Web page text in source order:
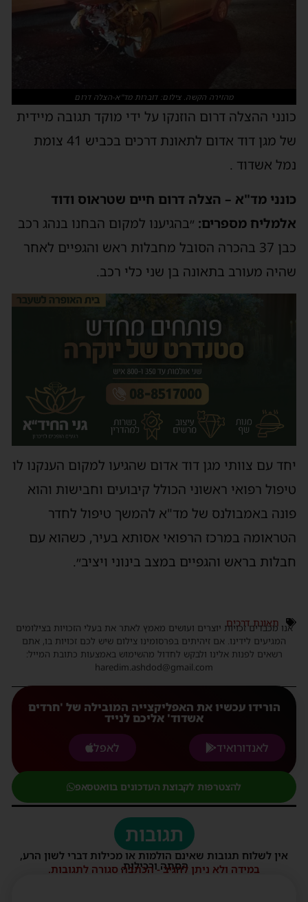
מהזירה הקשה. צילום: דוברות מד"א-הצלה דרום
כונני ההצלה דרום הוזנקו על ידי מוקד תגובה מיידית
של מגן דוד אדום לתאונת דרכים בכביש 41 צומת
נמל אשדוד .
כונני מד"א – הצלה דרום חיים שטראוס ודוד
אלמליח מספרים: ״בהגיענו למקום הבחנו בנהג רכב
כבן 37 בהכרה הסובל מחבלות ראש והגפיים לאחר
שהיה מעורב בתאונה בן שני כלי רכב.
יחד עם צוותי מגן דוד אדום שהגיעו למקום הענקנו לו
טיפול רפואי ראשוני הכולל קיבועים וחבישות והוא
פונה באמבולנס של מד"א להמשך טיפול לחדר
הטראומה במרכז הרפואי אסותא בעיר, כשהוא עם
חבלות בראש והגפיים במצב בינוני ויציב״.
תאונת דרכים
אנו מכבדים זכויות יוצרים ועושים מאמץ לאתר את בעלי הזכויות בצילומים
המגיעים לידינו. אם זיהיתים בפרסומינו צילום שיש לכם זכויות בו, אתם
רשאים לפנות אלינו ולבקש לחדול מהשימוש באמצעות כתובת המייל:
haredim.ashdod@gmail.com
הורידו עכשיו את האפליקצייה המובילה של 'חרדים
אשדוד' אליכם לנייד
לאנדורואיד
לאפל
להצטרפות לקבוצת העדכונים בוואטסאפ
תגובות
אין לשלוח תגובות שאינם הולמות או מכילות דברי לשון הרע,
הסתה ורכילות.
במידה ולא ניתן להגיב - הכתבה סגורה לתגובות.